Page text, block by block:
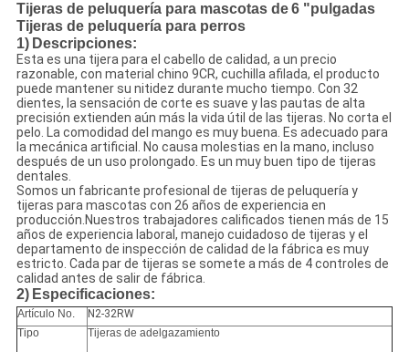
Tijeras de peluquería para mascotas de6 "pulgadas
Tijeras de peluquería para perros
1) Descripciones:
Esta es una tijera para el cabello de calidad, a un precio
razonable, con material chino 9CR, cuchilla afilada, el producto
puede mantener su nitidez durante mucho tiempo. Con 32
dientes, la sensación de corte es suave y las pautas de alta
precisión extienden aún más la vida útil de las tijeras. No corta el
pelo. La comodidad del mango es muy buena. Es adecuado para
la mecánica artificial. No causa molestias en la mano, incluso
después de un uso prolongado. Es un muy buen tipo de tijeras
dentales.
Somos un fabricante profesional de tijeras de peluquería y
tijeras para mascotas con 26 años de experiencia en
producción.Nuestros trabajadores calificados tienen más de 15
años de experiencia laboral, manejo cuidadoso de tijeras y el
departamento de inspección de calidad de la fábrica es muy
estricto. Cada par de tijeras se somete a más de 4 controles de
calidad antes de salir de fábrica.
2) Especificaciones:
Artículo No.
N2-32RW
Tipo
Tijeras de adelgazamiento